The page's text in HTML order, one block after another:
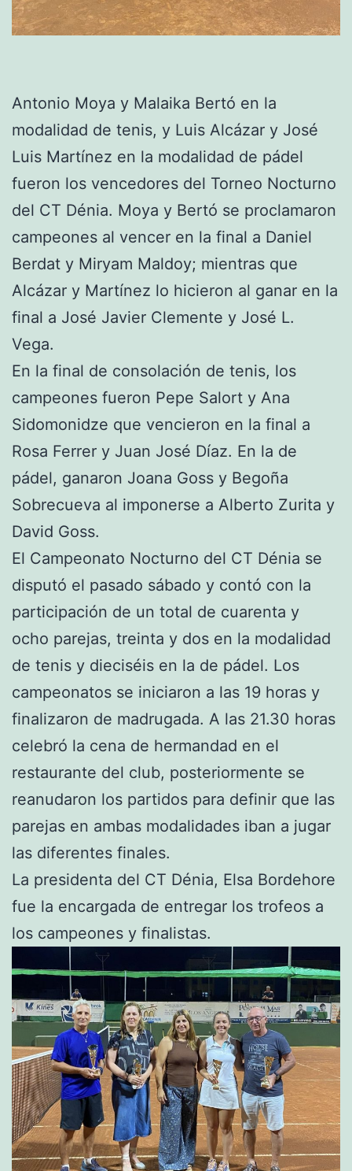
Antonio Moya y Malaika Bertó en la
modalidad de tenis, y Luis Alcázar y José
Luis Martínez en la modalidad de pádel
fueron los vencedores del Torneo Nocturno
del CT Dénia. Moya y Bertó se proclamaron
campeones al vencer en la final a Daniel
Berdat y Miryam Maldoy; mientras que
Alcázar y Martínez lo hicieron al ganar en la
final a José Javier Clemente y José L.
Vega.
En la final de consolación de tenis, los
campeones fueron Pepe Salort y Ana
Sidomonidze que vencieron en la final a
Rosa Ferrer y Juan José Díaz. En la de
pádel, ganaron Joana Goss y Begoña
Sobrecueva al imponerse a Alberto Zurita y
David Goss.
El Campeonato Nocturno del CT Dénia se
disputó el pasado sábado y contó con la
participación de un total de cuarenta y
ocho parejas, treinta y dos en la modalidad
de tenis y dieciséis en la de pádel. Los
campeonatos se iniciaron a las 19 horas y
finalizaron de madrugada. A las 21.30 horas
celebró la cena de hermandad en el
restaurante del club, posteriormente se
reanudaron los partidos para definir que las
parejas en ambas modalidades iban a jugar
las diferentes finales.
La presidenta del CT Dénia, Elsa Bordehore
fue la encargada de entregar los trofeos a
los campeones y finalistas.